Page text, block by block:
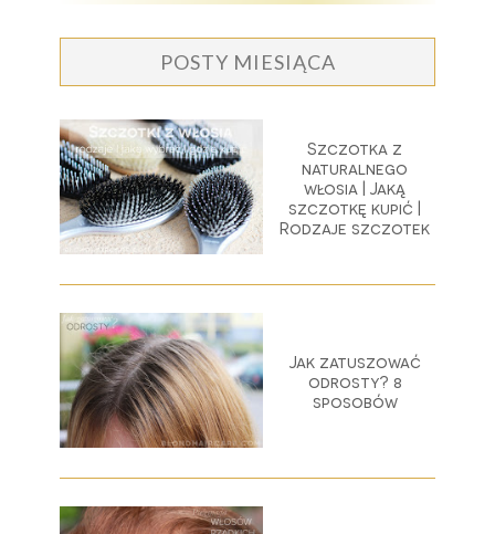
POSTY MIESIĄCA
Szczotka z
naturalnego
włosia | Jaką
szczotkę kupić |
Rodzaje szczotek
Jak zatuszować
odrosty? 8
sposobów